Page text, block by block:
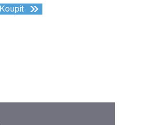
Koupit